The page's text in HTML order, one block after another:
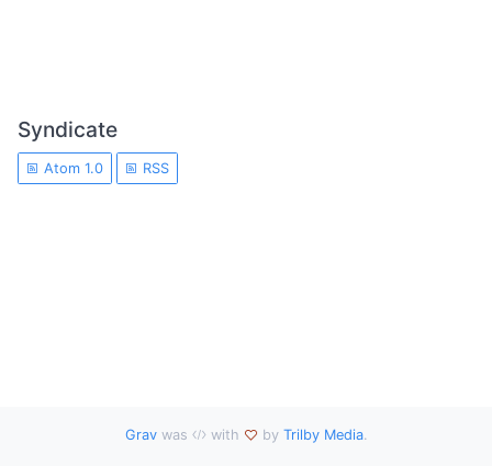
Syndicate
Atom 1.0 RSS
Gravwas with by Trilby Media.